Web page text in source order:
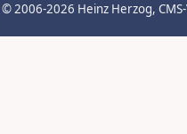
© 2006-2026 Heinz Herzog,